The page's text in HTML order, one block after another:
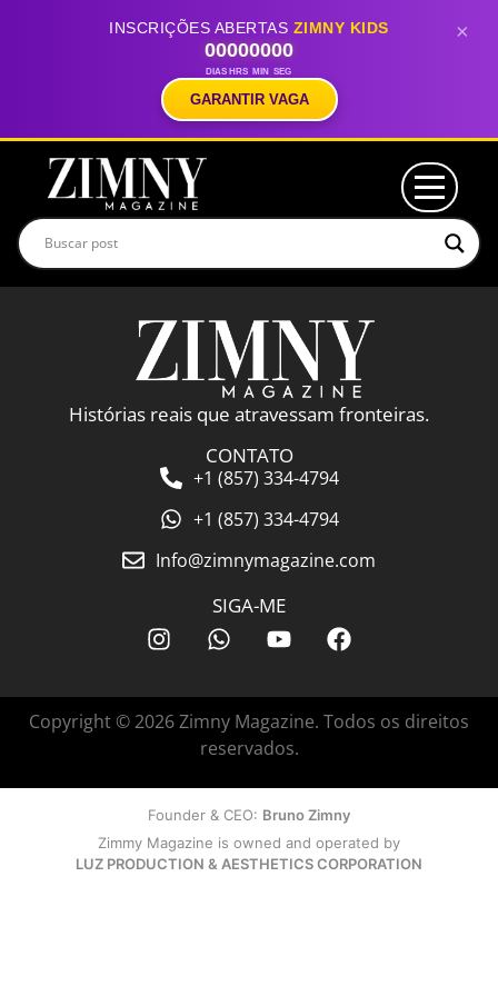
INSCRIÇÕES ABERTAS ZIMNY KIDS
00
DIAS
00
HRS
00
MIN
00
SEG
GARANTIR VAGA
×
Histórias reais que atravessam fronteiras.
CONTATO
+1 (857) 334-4794
+1 (857) 334-4794
Info@zimnymagazine.com
SIGA-ME
Copyright © 2026 Zimny Magazine. Todos os direitos
reservados.
Founder & CEO: Bruno Zimny
Zimmy Magazine is owned and operated by
LUZ PRODUCTION & AESTHETICS CORPORATION